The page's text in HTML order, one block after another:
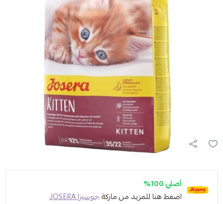
أصلي 100%
اضغط هنا للمزيد من ماركةجوسيرا JOSERA